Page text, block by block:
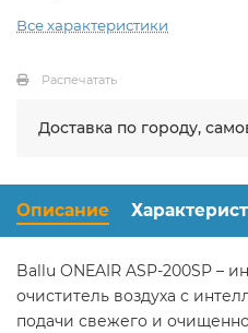
Все характеристики
Распечатать
Доставка по городу,
Описание
Ballu ONEAIR ASP-200SP –
очиститель воздуха с
подачи свежего и